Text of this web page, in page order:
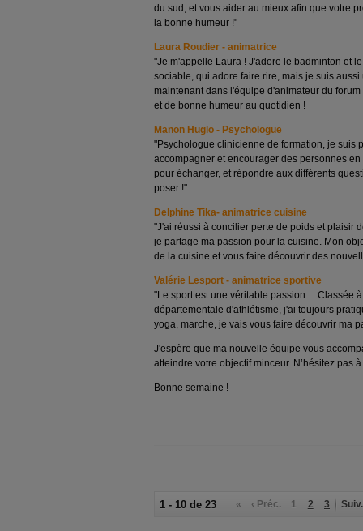
du sud, et vous aider au mieux afin que votre
la bonne humeur !"
Laura Roudier - animatrice
"Je m'appelle Laura ! J'adore le badminton et
sociable, qui adore faire rire, mais je suis
maintenant dans l'équipe d'animateur du
et de bonne humeur au quotidien !
Manon Huglo - Psychologue
"Psychologue clinicienne de formation, je suis
accompagner et encourager des personnes
pour échanger, et répondre aux différents
poser !"
Delphine Tika- animatrice cuisine
"J'ai réussi à concilier perte de poids et plaisir
je partage ma passion pour la cuisine. Mon
de la cuisine et vous faire découvrir des
Valérie Lesport - animatrice sportive
"Le sport est une véritable passion… Classée
départementale d'athlétisme, j'ai toujours
yoga, marche, je vais vous faire découvrir ma
J'espère que ma nouvelle équipe vous
atteindre votre objectif minceur. N’hésitez pas
Bonne semaine !
1 - 10 de 23 « ‹ Préc. 1 2 3 Suiv.